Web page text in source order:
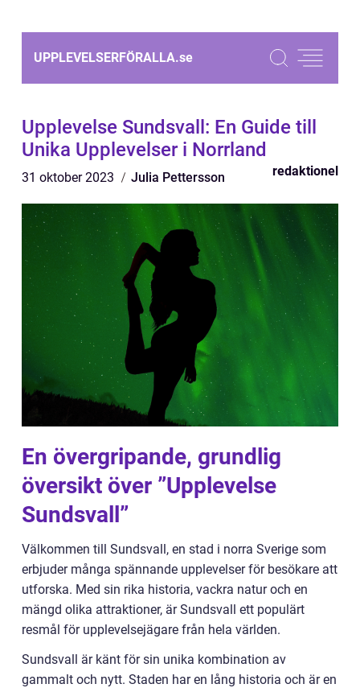
UPPLEVELSERFÖRALLA.se
Upplevelse Sundsvall: En Guide till
Unika Upplevelser i Norrland
31 oktober 2023 Julia Pettersson redaktionel
En övergripande, grundlig
översikt över ”Upplevelse
Sundsvall”
Välkommen till Sundsvall, en stad i norra Sverige som
erbjuder många spännande upplevelser för besökare att
utforska. Med sin rika historia, vackra natur och en
mängd olika attraktioner, är Sundsvall ett populärt
resmål för upplevelsejägare från hela världen.
Sundsvall är känt för sin unika kombination av
gammalt och nytt. Staden har en lång historia och är en